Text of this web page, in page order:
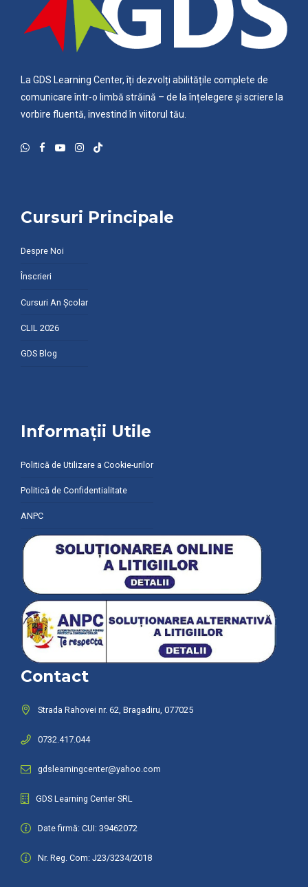
La GDS Learning Center, îți dezvolți abilitățile complete de
comunicare într-o limbă străină – de la înțelegere și scriere la
vorbire fluentă, investind în viitorul tău.
Cursuri Principale
Despre Noi
Înscrieri
Cursuri An Școlar
CLIL 2026
GDS Blog
Informații Utile
Politică de Utilizare a Cookie-urilor
Politică de Confidentialitate
ANPC
Contact
Strada Rahovei nr. 62, Bragadiru, 077025
0732.417.044
gdslearningcenter@yahoo.com
GDS Learning Center SRL
Date firmă: CUI: 39462072
Nr. Reg. Com: J23/3234/2018